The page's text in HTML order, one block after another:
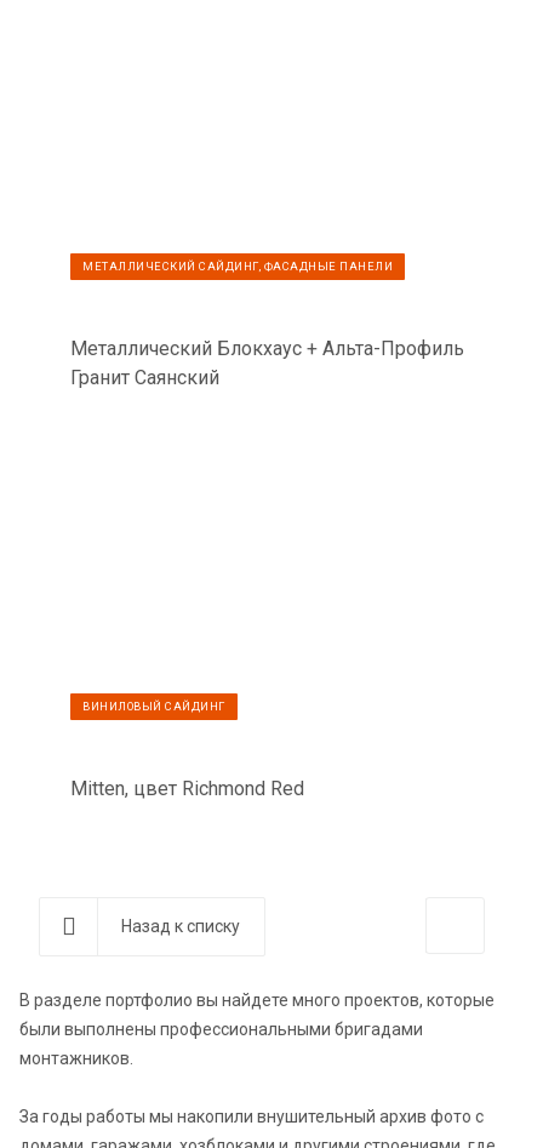
МЕТАЛЛИЧЕСКИЙ САЙДИНГ, ФАСАДНЫЕ ПАНЕЛИ
Металлический Блокхаус + Альта-Профиль
Гранит Саянский
ВИНИЛОВЫЙ САЙДИНГ
Mitten, цвет Richmond Red
Назад к списку
В разделе портфолио вы найдете много проектов, которые
были выполнены профессиональными бригадами
монтажников.
За годы работы мы накопили внушительный архив фото с